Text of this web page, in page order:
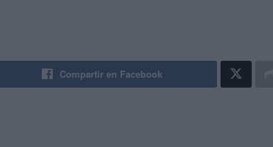
Compartir en Facebook